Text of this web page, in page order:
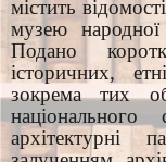
містить
музею
Подано
історичних,
зокрема тих
архітектурні